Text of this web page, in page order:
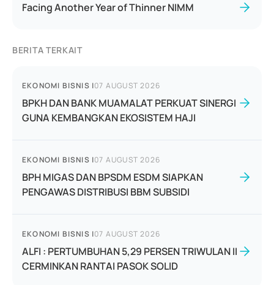
Facing Another Year of Thinner NIMM
BERITA TERKAIT
EKONOMI BISNIS |07 AUGUST 2026
BPKH DAN BANK MUAMALAT PERKUAT SINERGI
GUNA KEMBANGKAN EKOSISTEM HAJI
EKONOMI BISNIS |07 AUGUST 2026
BPH MIGAS DAN BPSDM ESDM SIAPKAN
PENGAWAS DISTRIBUSI BBM SUBSIDI
EKONOMI BISNIS |07 AUGUST 2026
ALFI : PERTUMBUHAN 5,29 PERSEN TRIWULAN II
CERMINKAN RANTAI PASOK SOLID